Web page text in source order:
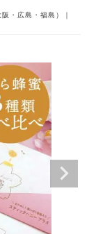
・広島・福島）｜